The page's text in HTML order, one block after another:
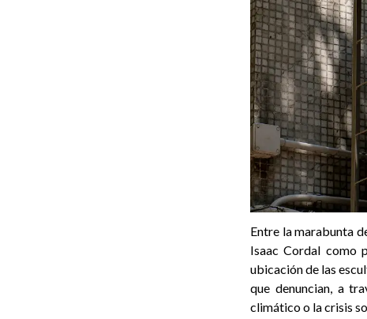
Entre la marabunta
Isaac Cordal como
ubicación de las
que denuncian, a
climático o la crisis